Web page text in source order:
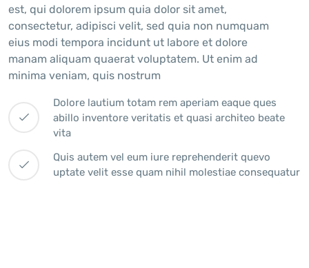
est, qui dolorem ipsum quia dolor sit amet,
consectetur, adipisci velit, sed quia non numquam
eius modi tempora incidunt ut labore et dolore
manam aliquam quaerat voluptatem. Ut enim ad
minima veniam, quis nostrum
Dolore lautium totam rem aperiam eaque ques
abillo inventore veritatis et quasi architeo beate
vita
Quis autem vel eum iure reprehenderit quevo
uptate velit esse quam nihil molestiae consequatur